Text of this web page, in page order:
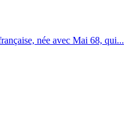
née avec Mai 68, qui...